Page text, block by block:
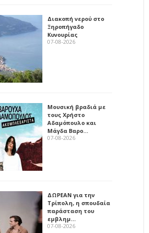
Διακοπή νερού στο
Ξηροπήγαδο
Κυνουρίας
07-08-2026
Μουσική βραδιά με
τους Χρήστο
Αδαμόπουλο και
Μάγδα Βαρο…
07-08-2026
ΔΩΡΕΑΝ για την
Τρίπολη, η σπουδαία
παράσταση του
εμβλημ…
07-08-2026